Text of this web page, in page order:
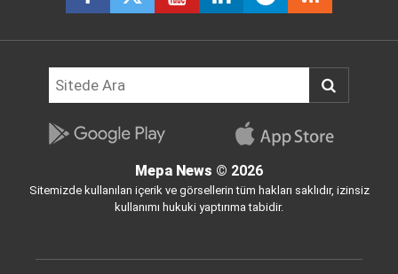
Mepa News © 2026
Sitemizde kullanılan içerik ve görsellerin tüm hakları saklıdır, izinsiz
kullanımı hukuki yaptırıma tabidir.